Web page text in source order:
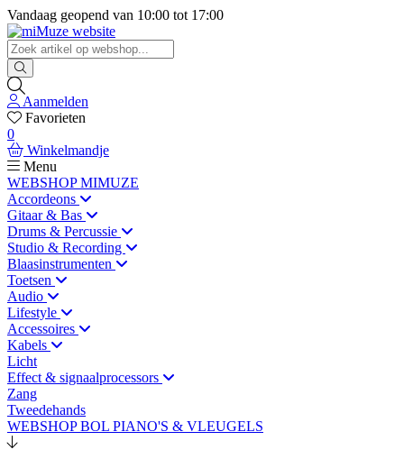
Vandaag geopend van 10:00 tot 17:00
Aanmelden
Favorieten
0
Winkelmandje
Menu
WEBSHOP MIMUZE
Accordeons
Gitaar & Bas
Drums & Percussie
Studio & Recording
Blaasinstrumenten
Toetsen
Audio
Lifestyle
Accessoires
Kabels
Licht
Effect & signaalprocessors
Zang
Tweedehands
WEBSHOP BOL PIANO'S & VLEUGELS